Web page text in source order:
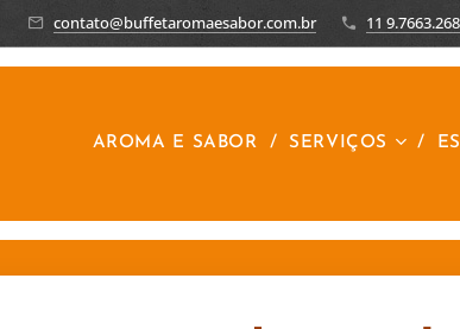
contato@buffetaromaesabor.com.br 11
AROMA E SABOR SERVIÇOS